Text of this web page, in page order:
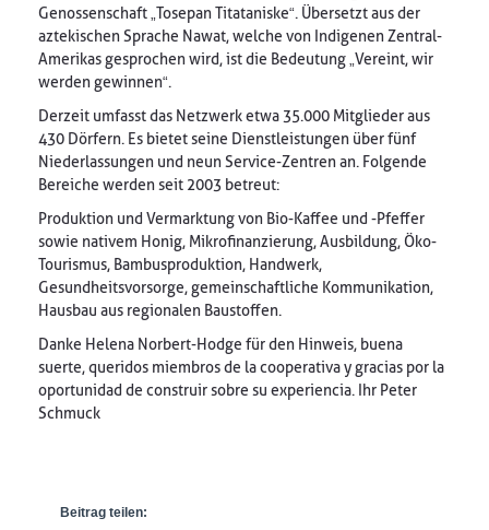
Genossenschaft „Tosepan Titataniske“. Übersetzt aus der
aztekischen Sprache Nawat, welche von Indigenen Zentral-
Amerikas gesprochen wird, ist die Bedeutung „Vereint, wir
werden gewinnen“.
Derzeit umfasst das Netzwerk etwa 35.000 Mitglieder aus
430 Dörfern. Es bietet seine Dienstleistungen über fünf
Niederlassungen und neun Service-Zentren an. Folgende
Bereiche werden seit 2003 betreut:
Produktion und Vermarktung von Bio-Kaffee und -Pfeffer
sowie nativem Honig, Mikrofinanzierung, Ausbildung, Öko-
Tourismus, Bambusproduktion, Handwerk,
Gesundheitsvorsorge, gemeinschaftliche Kommunikation,
Hausbau aus regionalen Baustoffen.
Danke Helena Norbert-Hodge für den Hinweis, buena
suerte, queridos miembros de la cooperativa y gracias por la
oportunidad de construir sobre su experiencia. Ihr Peter
Schmuck
Beitrag teilen: